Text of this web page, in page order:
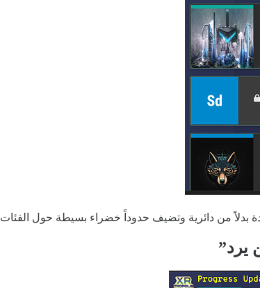
بدلاً من دائرية وتضيف حدوداً خضراء بسيطة حول الفئات
يرد”